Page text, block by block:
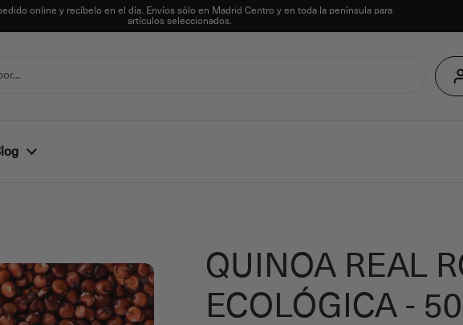
online y recíbelo en el día. Envíos sólo en Madrid Centro y en toda la península para
artículos seleccionados.
QUINOA REAL
ECOLÓGICA -